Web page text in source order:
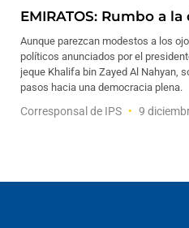
EMIRATOS: Rumbo a
Aunque parezcan modestos a los
políticos anunciados por el
jeque Khalifa bin Zayed Al Nahyan,
pasos hacia una democracia plena.
Corresponsal de IPS 9